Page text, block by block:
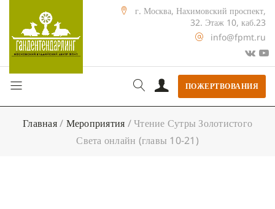
г. Москва, Нахимовский проспект,
32. Этаж 10, каб.23
info@fpmt.ru
ПОЖЕРТВОВАНИЯ
Главная/ Мероприятия /Чтение Сутры Золотистого
Света онлайн (главы 10-21)